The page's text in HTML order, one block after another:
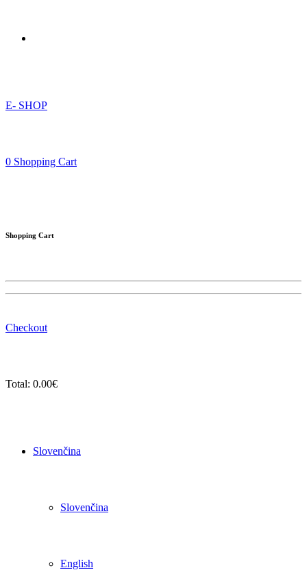
E- SHOP
0 Shopping Cart
Shopping Cart
Checkout
Total: 0.00€
Slovenčina
Slovenčina
English